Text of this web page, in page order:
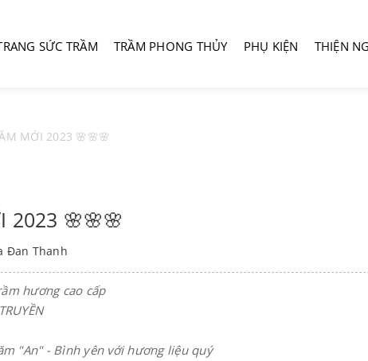
SỨC TRẦM TRẦM PHONG THỦY PHỤ KIỆN THIỆN
MỚI 2023 🌸🌸🌸
2023 🌸🌸🌸
Đan Thanh
hương cao cấp
"An" - Bình yên với hương liệu quý